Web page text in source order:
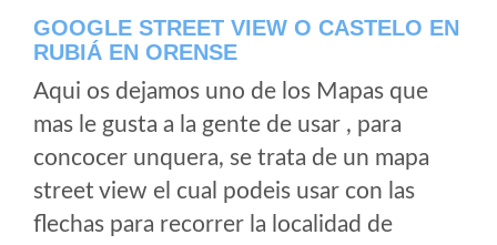
GOOGLE STREET VIEW O CASTELO EN
RUBIÁ EN ORENSE
Aqui os dejamos uno de los Mapas que
mas le gusta a la gente de usar , para
concocer unquera, se trata de un mapa
street view el cual podeis usar con las
flechas para recorrer la localidad de